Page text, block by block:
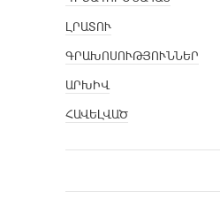
ԼՐԱՏՈՒ
ԳՐԱԽՈՍՈՒԹՅՈՒՆՆԵՐ
ԱՐԽԻՎ
ՀԱՎԵԼՎԱԾ